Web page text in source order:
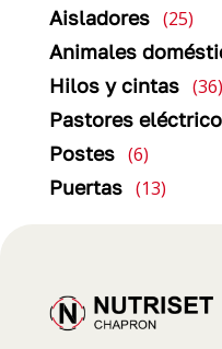
Aisladores 2525
Animales
Hilos y cintas 36
Pastores
Postes 66
Puertas 1313